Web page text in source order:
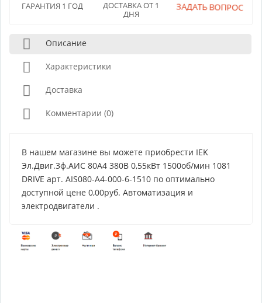
ГАРАНТИЯ 1 ГОД
ДОСТАВКА ОТ 1
ДНЯ
ЗАДАТЬ ВОПРОС
Описание
Характеристики
Доставка
Комментарии (0)
В нашем магазине вы можете приобрести IEK
Эл.Двиг.3ф.АИС 80A4 380В 0,55кВт 1500об/мин 1081
DRIVE арт. AIS080-A4-000-6-1510 по оптимально
доступной цене 0,00руб. Автоматизация и
электродвигатели .